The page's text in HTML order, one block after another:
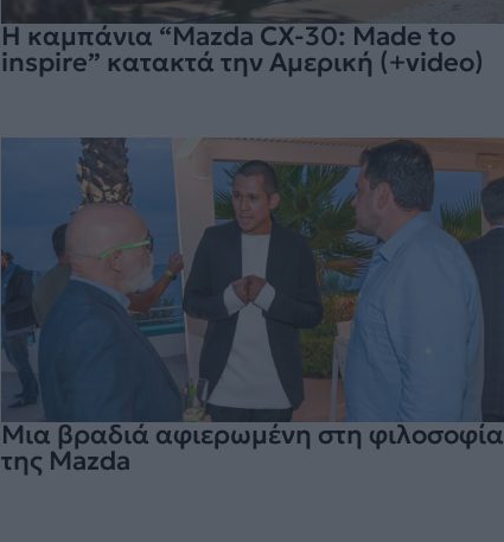
H καμπάνια “Mazda CX-30: Made to
inspire” κατακτά την Αμερική (+video)
Μια βραδιά αφιερωμένη στη φιλοσοφία
της Mazda